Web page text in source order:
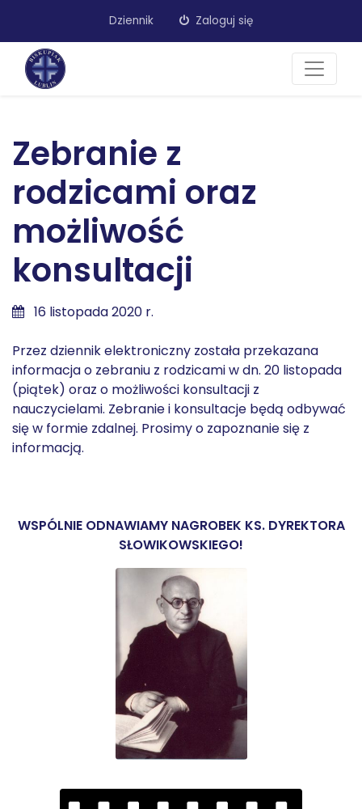
Dziennik Zaloguj się
Zebranie z
rodzicami oraz
możliwość
konsultacji
16 listopada 2020 r.
Przez dziennik elektroniczny została przekazana
informacja o zebraniu z rodzicami w dn. 20 listopada
(piątek) oraz o możliwości konsultacji z
nauczycielami. Zebranie i konsultacje będą odbywać
się w formie zdalnej. Prosimy o zapoznanie się z
informacją.
WSPÓLNIE ODNAWIAMY NAGROBEK KS. DYREKTORA
SŁOWIKOWSKIEGO!